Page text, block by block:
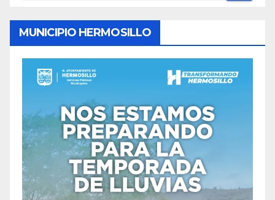
MUNICIPIO HERMOSILLO